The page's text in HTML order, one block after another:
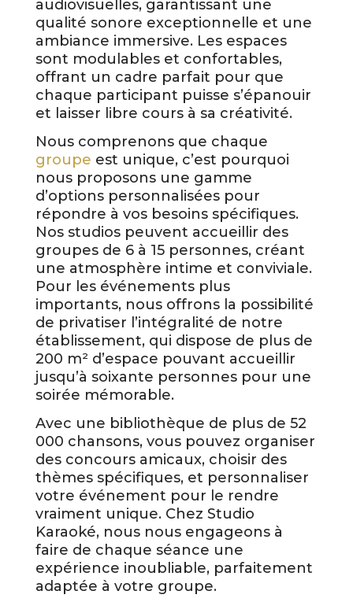
audiovisuelles, garantissant une
qualité sonore exceptionnelle et une
ambiance immersive. Les espaces
sont modulables et confortables,
offrant un cadre parfait pour que
chaque participant puisse s’épanouir
et laisser libre cours à sa créativité.
Nous comprenons que chaque
groupe est unique, c’est pourquoi
nous proposons une gamme
d’options personnalisées pour
répondre à vos besoins spécifiques.
Nos studios peuvent accueillir des
groupes de 6 à 15 personnes, créant
une atmosphère intime et conviviale.
Pour les événements plus
importants, nous offrons la possibilité
de privatiser l’intégralité de notre
établissement, qui dispose de plus de
200 m² d’espace pouvant accueillir
jusqu’à soixante personnes pour une
soirée mémorable.
Avec une bibliothèque de plus de 52
000 chansons, vous pouvez organiser
des concours amicaux, choisir des
thèmes spécifiques, et personnaliser
votre événement pour le rendre
vraiment unique. Chez Studio
Karaoké, nous nous engageons à
faire de chaque séance une
expérience inoubliable, parfaitement
adaptée à votre groupe.